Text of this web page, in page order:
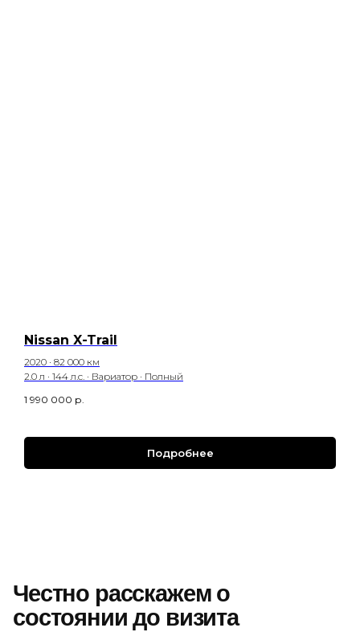
Nissan X-Trail
2020 · 82 000 км
2.0 л · 144 л.с. · Вариатор · Полный
1 990 000 р.
Подробнее
Честно расскажем о
состоянии до визита